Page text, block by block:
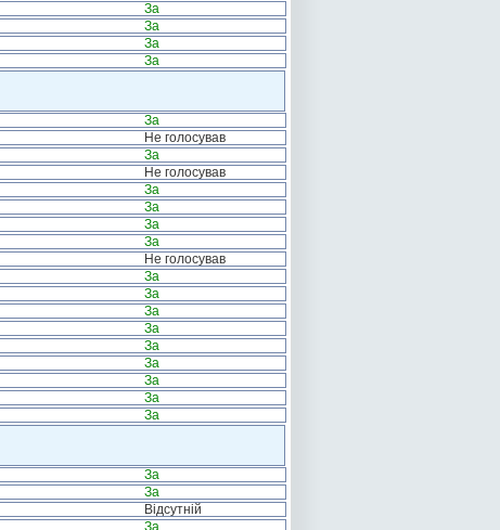
За
За
За
За
За
Не голосував
За
Не голосував
За
За
За
За
Не голосував
За
За
За
За
За
За
За
За
За
За
За
Відсутній
За